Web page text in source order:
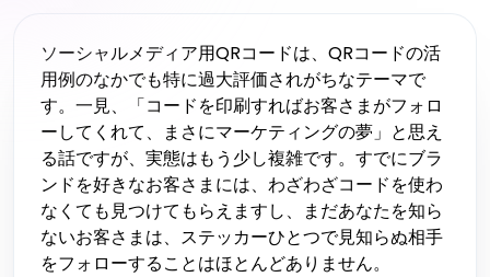
ソーシャルメディア用QRコードは、QRコードの活
用例のなかでも特に過大評価されがちなテーマで
す。一見、「コードを印刷すればお客さまがフォロ
ーしてくれて、まさにマーケティングの夢」と思え
る話ですが、実態はもう少し複雑です。すでにブラ
ンドを好きなお客さまには、わざわざコードを使わ
なくても見つけてもらえますし、まだあなたを知ら
ないお客さまは、ステッカーひとつで見知らぬ相手
をフォローすることはほとんどありません。